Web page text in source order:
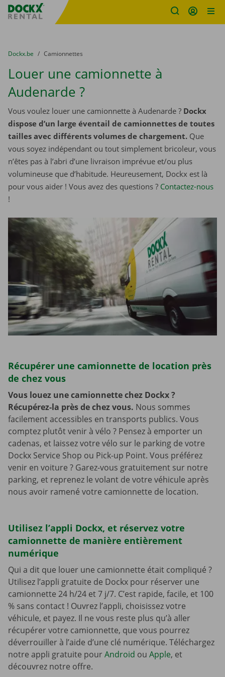
sitename
You are here:
du
Dockx.be to
Camionnettes
Louer une camionnette à
Audenarde ?
Vous voulez louer une camionnette à Audenarde ? Dockx
dispose d’un large éventail de camionnettes de toutes
tailles avec différents volumes de chargement. Que
vous soyez indépendant ou tout simplement bricoleur, vous
n’êtes pas à l’abri d’une livraison imprévue et/ou plus
volumineuse que d’habitude. Heureusement, Dockx est là
pour vous aider ! Vous avez des questions ? Contactez-nous
!
Récupérer une camionnette de location près
de chez vous
Vous louez une camionnette chez Dockx ?
Récupérez-la près de chez vous. Nous sommes
facilement accessibles en transports publics. Vous
comptez plutôt venir à vélo ? Pensez à emporter un
cadenas, et laissez votre vélo sur le parking de votre
Dockx Service Shop ou Pick-up Point. Vous préférez
venir en voiture ? Garez-vous gratuitement sur notre
parking, et reprenez le volant de votre véhicule après
nous avoir ramené votre camionnette de location.
Utilisez l’appli Dockx, et réservez votre
camionnette de manière entièrement
numérique
Qui a dit que louer une camionnette était compliqué ?
Utilisez l’appli gratuite de Dockx pour réserver une
camionnette 24 h/24 et 7 j/7. C’est rapide, facile, et 100
% sans contact ! Ouvrez l’appli, choisissez votre
véhicule, et payez. Il ne vous reste plus qu’à aller
récupérer votre camionnette, que vous pourrez
déverrouiller à l’aide d’une clé numérique. Téléchargez
notre appli gratuite pourAndroid ou Apple, et
découvrez notre offre.